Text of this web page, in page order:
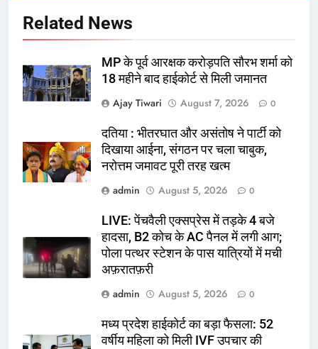
Related News
MP के पूर्व आरक्षक करोड़पति सौरभ शर्मा को
18 महीने बाद हाईकोर्ट से मिली जमानत
Ajay Tiwari
August 7, 2026 0
दतिया : भीतरघात और असंतोष ने पार्टी को
दिखाया आईना, संगठन पर चला चाबुक,
नरोत्तम जमावट पूरी तरह खत्म
admin
August 5, 2026 0
LIVE: पेंचवैली एक्सप्रेस में तड़के 4 बजे
हादसा, B2 कोच के AC पैनल में लगी आग;
पोला पत्थर स्टेशन के पास यात्रियों में मची
अफ़रातफ़री
admin
August 5, 2026 0
मध्य प्रदेश हाईकोर्ट का बड़ा फैसला: 52
वर्षीय महिला को मिली IVF उपचार की